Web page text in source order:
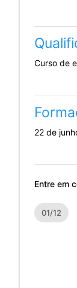
Curso de
22 de
Entre em
01/12